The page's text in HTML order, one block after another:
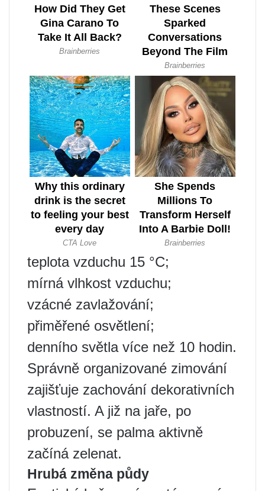
teplota vzduchu 15 °C;
mírná vlhkost vzduchu;
vzácné zavlažování;
přiměřené osvětlení;
denního světla více než 10 hodin.
Správně organizované zimování
zajišťuje zachování dekorativních
vlastností. A již na jaře, po
probuzení, se palma aktivně
začíná zelenat.
Hrubá změna půdy